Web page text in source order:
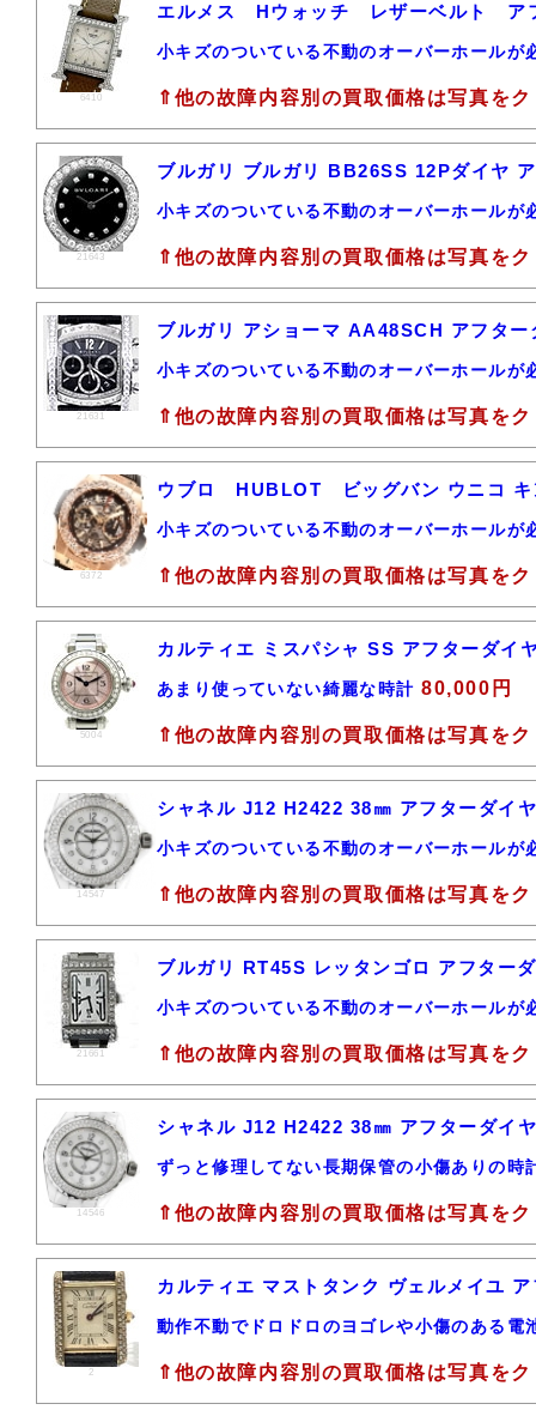
6410
エルメス Hウォッチ レザーベルト
小キズのついている不動のオーバーホールが
⇑他の故障内容別の買取価格は写真を
21643
ブルガリ ブルガリ BB26SS 12Pダイヤ
小キズのついている不動のオーバーホールが
⇑他の故障内容別の買取価格は写真を
21631
ブルガリ アショーマ AA48SCH アフタ
小キズのついている不動のオーバーホールが
⇑他の故障内容別の買取価格は写真を
6372
ウブロ HUBLOT ビッグバン ウニコ キ
小キズのついている不動のオーバーホールが
⇑他の故障内容別の買取価格は写真を
5004
カルティエ ミスパシャ SS アフターダイ
あまり使っていない綺麗な時計 80,000円
⇑他の故障内容別の買取価格は写真を
14547
シャネル J12 H2422 38㎜ アフターダイ
小キズのついている不動のオーバーホールが
⇑他の故障内容別の買取価格は写真を
21661
ブルガリ RT45S レッタンゴロ アフター
小キズのついている不動のオーバーホールが
⇑他の故障内容別の買取価格は写真を
14546
シャネル J12 H2422 38㎜ アフターダイ
ずっと修理してない長期保管の小傷ありの時
⇑他の故障内容別の買取価格は写真を
2
カルティエ マストタンク ヴェルメイユ
動作不動でドロドロのヨゴレや小傷のある電
⇑他の故障内容別の買取価格は写真を